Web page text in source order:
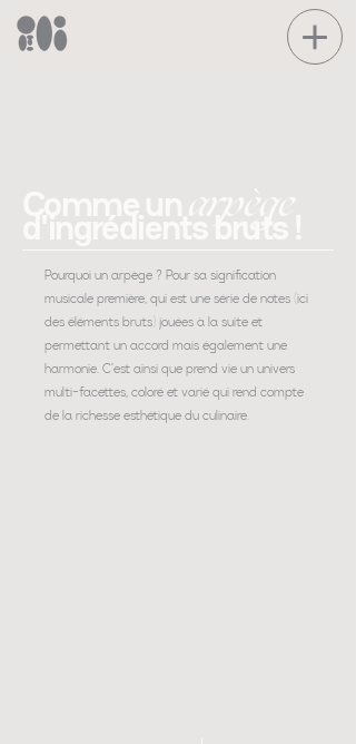
Pourquoi un arpège ? Pour sa signification
musicale première, qui est une série de notes (ici
des éléments bruts) jouées à la suite et
permettant un accord mais également une
harmonie. C'est ainsi que prend vie un univers
multi-facettes, coloré et varié qui rend compte
de la richesse esthétique du culinaire.